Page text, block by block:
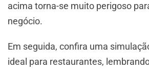
acima torna-se muito perigoso
negócio.
Em seguida, confira uma
ideal para restaurantes,